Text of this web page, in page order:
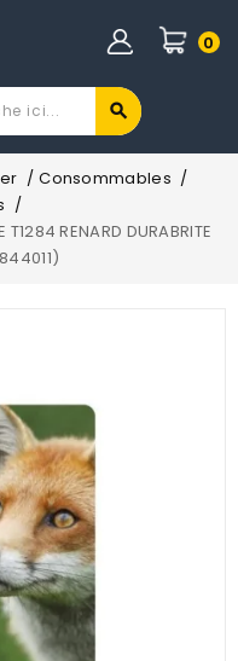
0
Consommables
RENARD DURABRITE